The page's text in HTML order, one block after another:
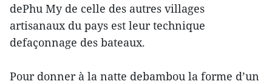
dePhu My de celle des autres villages
artisanaux du pays est leur technique
defaçonnage des bateaux.
Pour donner à la natte debambou la forme d’un